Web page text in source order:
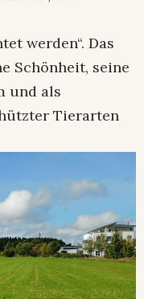
werden“. Das
Schönheit, seine
und als
Tierarten